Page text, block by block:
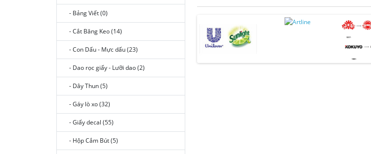
- Bảng Viết (0)
- Cắt Băng Keo (14)
- Con Dấu - Mực dấu (23)
- Dao rọc giấy - Lưỡi dao (2)
- Dây Thun (5)
- Gáy lò xo (32)
- Giấy decal (55)
- Hộp Cắm Bút (5)